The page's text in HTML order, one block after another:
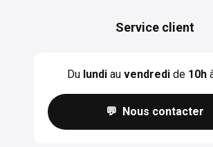
Service client
Du lundiau vendredide 10h
💬 Nous contacter